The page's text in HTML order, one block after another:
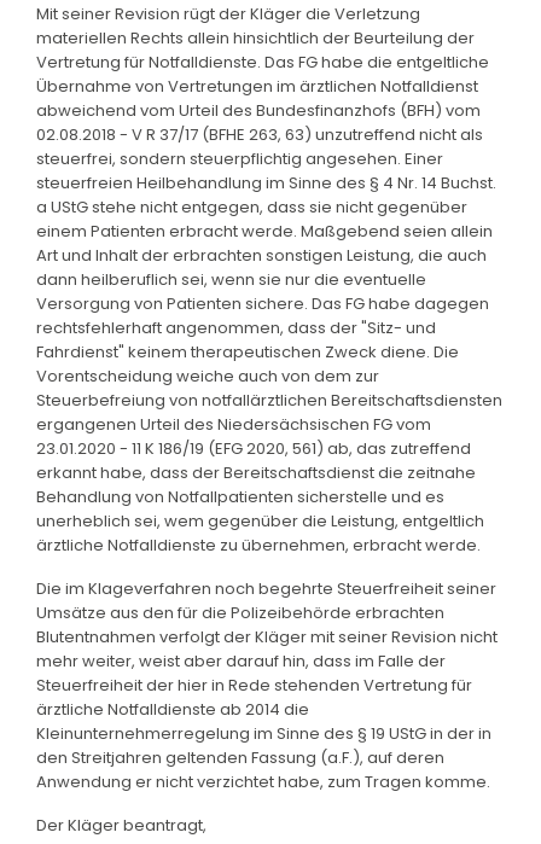
Mit seiner Revision rügt der Kläger die Verletzung
materiellen Rechts allein hinsichtlich der Beurteilung der
Vertretung für Notfalldienste. Das FG habe die entgeltliche
Übernahme von Vertretungen im ärztlichen Notfalldienst
abweichend vom Urteil des Bundesfinanzhofs (BFH) vom
02.08.2018 - V R 37/17 (BFHE 263, 63) unzutreffend nicht als
steuerfrei, sondern steuerpflichtig angesehen. Einer
steuerfreien Heilbehandlung im Sinne des § 4 Nr. 14 Buchst.
a UStG stehe nicht entgegen, dass sie nicht gegenüber
einem Patienten erbracht werde. Maßgebend seien allein
Art und Inhalt der erbrachten sonstigen Leistung, die auch
dann heilberuflich sei, wenn sie nur die eventuelle
Versorgung von Patienten sichere. Das FG habe dagegen
rechtsfehlerhaft angenommen, dass der "Sitz- und
Fahrdienst" keinem therapeutischen Zweck diene. Die
Vorentscheidung weiche auch von dem zur
Steuerbefreiung von notfallärztlichen Bereitschaftsdiensten
ergangenen Urteil des Niedersächsischen FG vom
23.01.2020 - 11 K 186/19 (EFG 2020, 561) ab, das zutreffend
erkannt habe, dass der Bereitschaftsdienst die zeitnahe
Behandlung von Notfallpatienten sicherstelle und es
unerheblich sei, wem gegenüber die Leistung, entgeltlich
ärztliche Notfalldienste zu übernehmen, erbracht werde.
Die im Klageverfahren noch begehrte Steuerfreiheit seiner
Umsätze aus den für die Polizeibehörde erbrachten
Blutentnahmen verfolgt der Kläger mit seiner Revision nicht
mehr weiter, weist aber darauf hin, dass im Falle der
Steuerfreiheit der hier in Rede stehenden Vertretung für
ärztliche Notfalldienste ab 2014 die
Kleinunternehmerregelung im Sinne des § 19 UStG in der in
den Streitjahren geltenden Fassung (a.F.), auf deren
Anwendung er nicht verzichtet habe, zum Tragen komme.
Der Kläger beantragt,